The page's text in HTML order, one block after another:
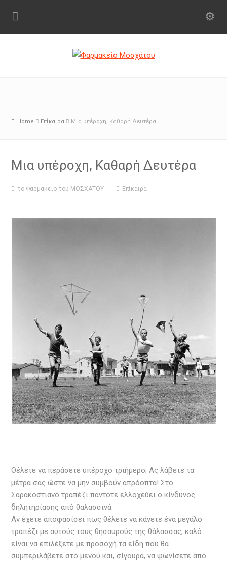
Home Επίκαιρα Μια υπέροχη, Καθαρή Δευτέρα
Μια υπέροχη, Καθαρή Δευτέρα
το Φαρμακείο του ΜΟΣΧΑΤΟΥ Επίκαιρα
Θέλετε να περάσετε υπέροχο τριήμερο; Ας λάβετε τα
μέτρα σας ώστε να μην συμβούν απρόοπτα! Στο
Σαρακοστιανό τραπέζι πάντοτε ελλοχεύει ο κίνδυνος
δηλητηρίασης από θαλασσινά.
Αν έχετε αποφασίσει πως θέλετε να κάνετε ένα μεγάλο
τραπέζι με αυτούς τους θησαυρούς της θάλασσας, καλό
είναι να επιλέξετε με προσοχή τα είδη που θα
συμπεριλάβετε στο μενού και, σίγουρα, να ψωνίσετε από